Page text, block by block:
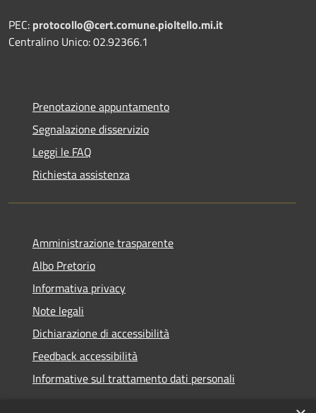
PEC: protocollo@cert.comune.pioltello.mi.it
Centralino Unico: 02.92366.1
Prenotazione appuntamento
Segnalazione disservizio
Leggi le FAQ
Richiesta assistenza
Amministrazione trasparente
Albo Pretorio
Informativa privacy
Note legali
Dichiarazione di accessibilità
Feedback accessibilità
Informative sul trattamento dati personali